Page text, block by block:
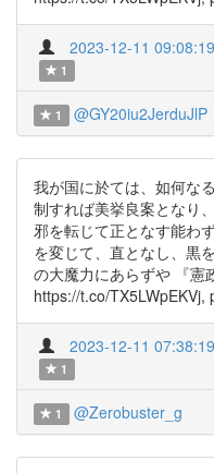
2023-12-11 09:08:19
1
1 @GY20iu2JerduJlP
我が国に於ては、如何な
制すれば美挙良案となり
邪を転じて正となす能わ
を変じて、直となし、黒
の大魔力にあらずや 『憲
https://t.co/TX5LWpEKVj,
2023-12-11 07:38:19
1
1 @Zerobuster_g